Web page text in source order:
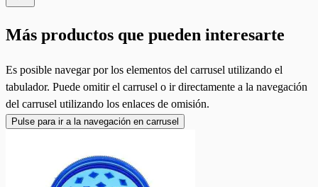
Más productos que pueden interesarte
Es posible navegar por los elementos del carrusel utilizando el
tabulador. Puede omitir el carrusel o ir directamente a la navegación
del carrusel utilizando los enlaces de omisión.
Pulse para ir a la navegación en carrusel